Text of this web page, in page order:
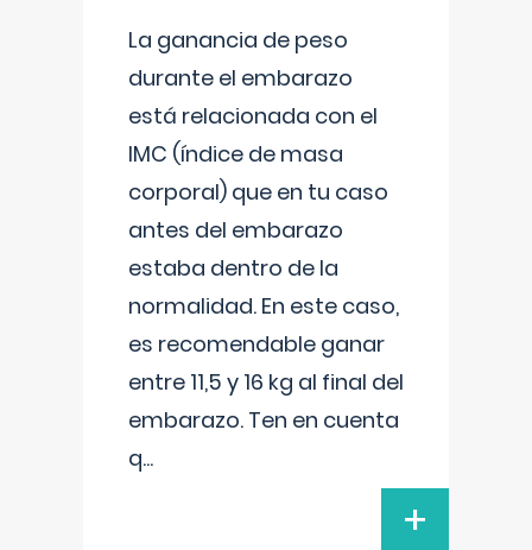
La ganancia de peso
durante el embarazo
está relacionada con el
IMC (índice de masa
corporal) que en tu caso
antes del embarazo
estaba dentro de la
normalidad. En este caso,
es recomendable ganar
entre 11,5 y 16 kg al final del
embarazo. Ten en cuenta
q...
+